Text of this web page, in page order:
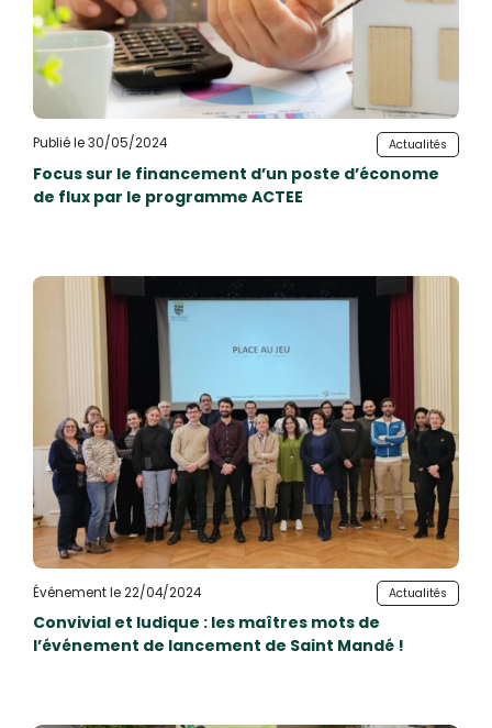
Publié le 30/05/2024 Actualités
Focus sur le financement d’un poste d’économe
de flux par le programme ACTEE
Événement le 22/04/2024 Actualités
Convivial et ludique : les maîtres mots de
l’événement de lancement de Saint Mandé !